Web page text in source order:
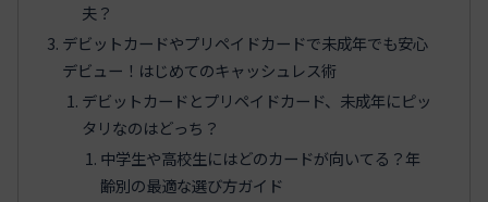
夫？
デビットカードやプリペイドカードで未成年でも安心
デビュー！はじめてのキャッシュレス術
デビットカードとプリペイドカード、未成年にピッ
タリなのはどっち？
中学生や高校生にはどのカードが向いてる？年
齢別の最適な選び方ガイド